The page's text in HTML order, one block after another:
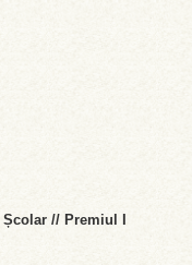
// Premiul I